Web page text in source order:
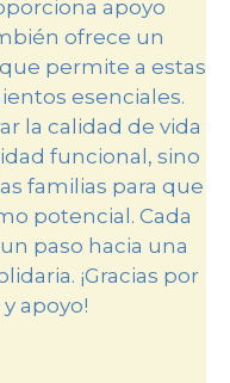
apoyo
ofrece un
permite a estas
esenciales.
la calidad de vida
funcional, sino
familias para que
potencial. Cada
paso hacia una
¡Gracias por
apoyo!